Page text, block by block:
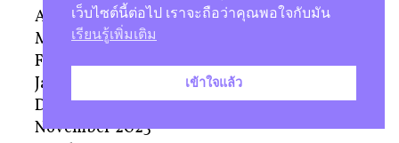
April 2024
March 2024
February 2024
January 2024
December 2023
November 2023
เว็บไซต์นี้ต่อไป เราจะถือว่าคุณพอใจกับมัน
เรียนรู้เพิ่มเติม
เข้าใจแล้ว